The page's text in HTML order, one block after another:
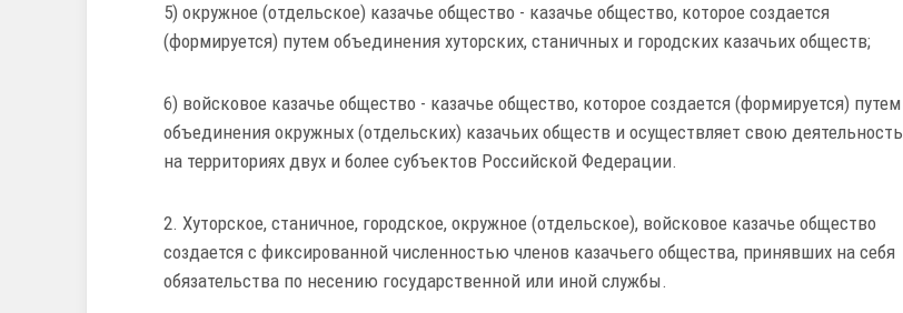
5) окружное (отдельское) казачье общество - казачье общество, которое создается
(формируется) путем объединения хуторских, станичных и городских казачьих обществ;
6) войсковое казачье общество - казачье общество, которое создается (формируется) путем
объединения окружных (отдельских) казачьих обществ и осуществляет свою деятельность
на территориях двух и более субъектов Российской Федерации.
2. Хуторское, станичное, городское, окружное (отдельское), войсковое казачье общество
создается с фиксированной численностью членов казачьего общества, принявших на себя
обязательства по несению государственной или иной службы.